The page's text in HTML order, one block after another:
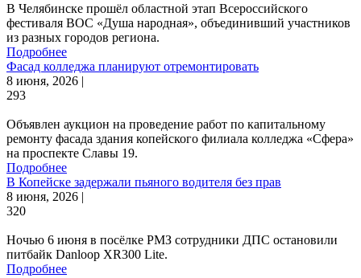
В Челябинске прошёл областной этап Всероссийского
фестиваля ВОС «Душа народная», объединивший участников
из разных городов региона.
Подробнее
Фасад колледжа планируют отремонтировать
8 июня, 2026 |
293
Объявлен аукцион на проведение работ по капитальному
ремонту фасада здания копейского филиала колледжа «Сфера»
на проспекте Славы 19.
Подробнее
В Копейске задержали пьяного водителя без прав
8 июня, 2026 |
320
Ночью 6 июня в посёлке РМЗ сотрудники ДПС остановили
питбайк Danloop XR300 Lite.
Подробнее